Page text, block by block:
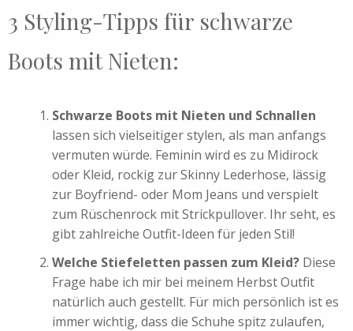
3 Styling-Tipps für schwarze
Boots mit Nieten:
Schwarze Boots mit Nieten und Schnallen
lassen sich vielseitiger stylen, als man anfangs
vermuten würde. Feminin wird es zu Midirock
oder Kleid, rockig zur Skinny Lederhose, lässig
zur Boyfriend- oder Mom Jeans und verspielt
zum Rüschenrock mit Strickpullover. Ihr seht, es
gibt zahlreiche Outfit-Ideen für jeden Stil!
Welche Stiefeletten passen zum Kleid? Diese
Frage habe ich mir bei meinem Herbst Outfit
natürlich auch gestellt. Für mich persönlich ist es
immer wichtig, dass die Schuhe spitz zulaufen,